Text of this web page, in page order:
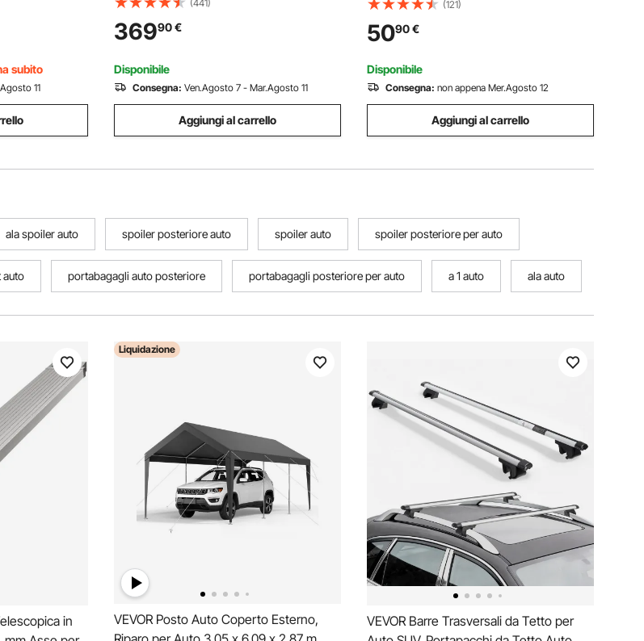
6 Ruote
136kg,
Pieghevole
subito
11
Tettoia Potabile con Pareti Laterali e
Porta Rimovibili, Resistente ai Raggi UV e
all'Acqua, per Auto e Barca, Bianco
(441)
36990€
Disponibile
Consegna: Ven.Agosto 7 - Mar.Agosto 11
Aggiungi al carrello
Ponte Singolo, Materiale in Alluminio
Leggero Regolabile, Spoiler Posteriori
per Auto, Ala da Deriva BGW/JDM
Racing, Nero
(121)
5090€
Disponibile
Consegna: non appena Mer.Agosto 12
Aggiungi al carrello
ala spoiler auto spoiler posteriore auto spoiler auto spoiler posteriore per auto
auto portabagagli auto posteriore portabagagli posteriore per auto a 1 auto ala auto
in
Liquidazione
VEVOR Posto Auto Coperto Esterno,
VEVOR Barre Trasversali da Tetto per